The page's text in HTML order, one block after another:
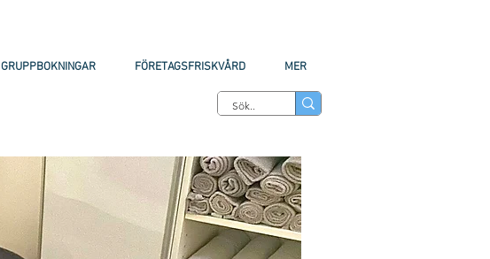
GRUPPBOKNINGAR FÖRETAGSFRISKVÅRD MER